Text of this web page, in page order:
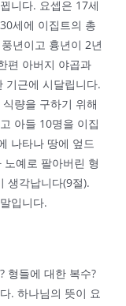
니다. 요셉은 17세
세에 이집트의 총
년이고 흉년이 2년
편 아버지 야곱과
기근에 시달립니다.
량을 구하기 위해
아들 10명을 이집
나타나 땅에 엎드
예로 팔아버린 형
생각납니다(9절).
입니다.
형들에 대한 복수?
. 하나님의 뜻이 요